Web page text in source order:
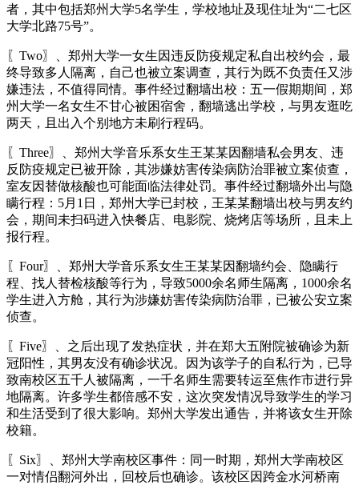
者，其中包括郑州大学5名学生，学校地址及现住址为“二七区
大学北路75号”。
〖Two〗、郑州大学一女生因违反防疫规定私自出校约会，最
终导致多人隔离，自己也被立案调查，其行为既不负责任又涉
嫌违法，不值得同情。事件经过翻墙出校：五一假期期间，郑
州大学一名女生不甘心被困宿舍，翻墙逃出学校，与男友逛吃
两天，且出入个别地方未刷行程码。
〖Three〗、郑州大学音乐系女生王某某因翻墙私会男友、违
反防疫规定已被开除，其涉嫌妨害传染病防治罪被立案侦查，
室友因替做核酸也可能面临法律处罚。事件经过翻墙外出与隐
瞒行程：5月1日，郑州大学已封校，王某某翻墙出校与男友约
会，期间未扫码进入快餐店、电影院、烧烤店等场所，且未上
报行程。
〖Four〗、郑州大学音乐系女生王某某因翻墙约会、隐瞒行
程、找人替检核酸等行为，导致5000余名师生隔离，1000余名
学生进入方舱，其行为涉嫌妨害传染病防治罪，已被公安立案
侦查。
〖Five〗、之后出现了发热症状，并在郑大五附院被确诊为新
冠阳性，其男友没有确诊状况。因为该学子的自私行为，已导
致南校区五千人被隔离，一千名师生需要转运至焦作市进行异
地隔离。许多学生都倍感不安，这次突发情况导致学生的学习
和生活受到了很大影响。郑州大学发出通告，并将该女生开除
校籍。
〖Six〗、郑州大学南校区事件：同一时期，郑州大学南校区
一对情侣翻河外出，回校后也确诊。该校区因跨金水河桥南